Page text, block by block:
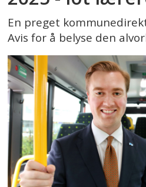
En preget
Avis for å belyse den